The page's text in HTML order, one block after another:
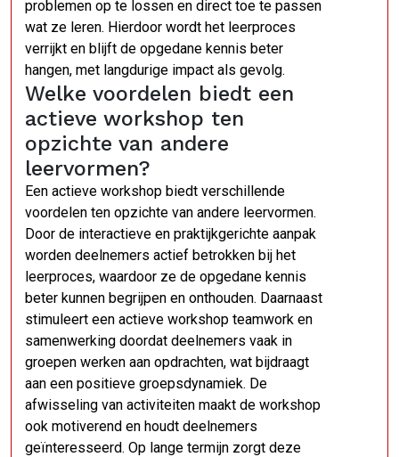
problemen op te lossen en direct toe te passen
wat ze leren. Hierdoor wordt het leerproces
verrijkt en blijft de opgedane kennis beter
hangen, met langdurige impact als gevolg.
Welke voordelen biedt een
actieve workshop ten
opzichte van andere
leervormen?
Een actieve workshop biedt verschillende
voordelen ten opzichte van andere leervormen.
Door de interactieve en praktijkgerichte aanpak
worden deelnemers actief betrokken bij het
leerproces, waardoor ze de opgedane kennis
beter kunnen begrijpen en onthouden. Daarnaast
stimuleert een actieve workshop teamwork en
samenwerking doordat deelnemers vaak in
groepen werken aan opdrachten, wat bijdraagt
aan een positieve groepsdynamiek. De
afwisseling van activiteiten maakt de workshop
ook motiverend en houdt deelnemers
geïnteresseerd. Op lange termijn zorgt deze